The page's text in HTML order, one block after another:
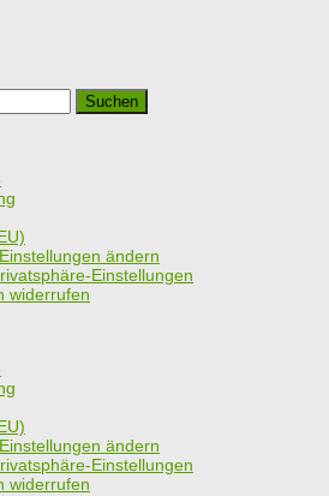
ändern
Einstellungen
widerrufen
ändern
Einstellungen
widerrufen